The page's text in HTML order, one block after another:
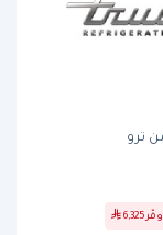
وفّر 6,325